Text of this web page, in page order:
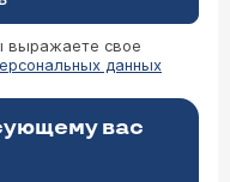
выражаете свое
данных
вас